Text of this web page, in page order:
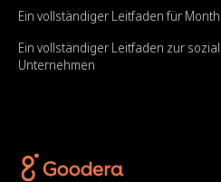
Ein vollständiger Leitfaden für
Ein vollständiger Leitfaden zur
Unternehmen